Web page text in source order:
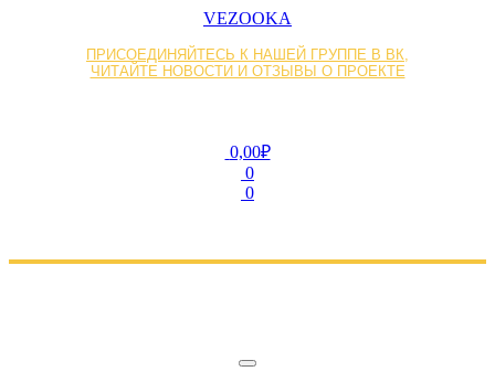
VEZOOKA
ПРИСОЕДИНЯЙТЕСЬ К НАШЕЙ ГРУППЕ В ВК,
ЧИТАЙТЕ НОВОСТИ И ОТЗЫВЫ О ПРОЕКТЕ
0,00₽
0
0